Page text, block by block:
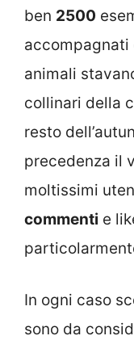
ben 2500
accompagnati
animali
collinari della
resto
precedenza il
moltissimi
commenti e
In ogni caso
sono da